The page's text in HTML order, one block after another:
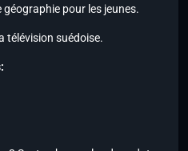
pour les jeunes.
télévision suédoise.